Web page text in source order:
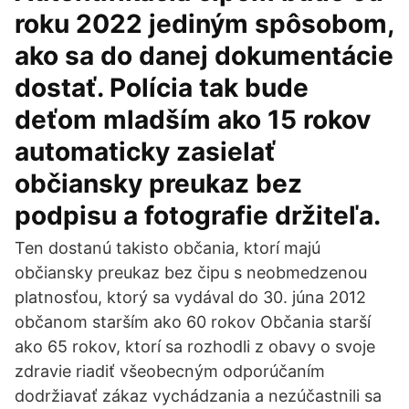
roku 2022 jediným spôsobom,
ako sa do danej dokumentácie
dostať. Polícia tak bude
deťom mladším ako 15 rokov
automaticky zasielať
občiansky preukaz bez
podpisu a fotografie držiteľa.
Ten dostanú takisto občania, ktorí majú
občiansky preukaz bez čipu s neobmedzenou
platnosťou, ktorý sa vydával do 30. júna 2012
občanom starším ako 60 rokov Občania starší
ako 65 rokov, ktorí sa rozhodli z obavy o svoje
zdravie riadiť všeobecným odporúčaním
dodržiavať zákaz vychádzania a nezúčastnili sa